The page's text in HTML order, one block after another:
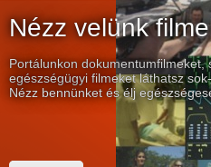
Nézz velünk
Portálunkon dokumentumfilmeket,
egészségügyi filmeket láthatsz
Nézz bennünket és élj